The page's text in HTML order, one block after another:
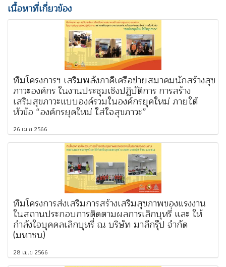
เนื้อหาที่เกี่ยวข้อง
ทีมโครงการฯ เสริมพลังภาคีเครือข่ายสมาคมนักสร้างสุข
ภาวะองค์กร ในงานประชุมเชิงปฏิบัติการ การสร้าง
เสริมสุขภาวะแบบองค์รวมในองค์กรยุคใหม่ ภายใต้
หัวข้อ “องค์กรยุคใหม่ ใส่ใจสุขภาวะ”
26 เม.ย 2566
ทีมโครงการส่งเสริมการสร้างเสริมสุขภาพของแรงงาน
ในสถานประกอบการติดตามผลการเลิกบุหรี่ และ ให้
กำลังใจบุคคลเลิกบุหรี่ ณ บริษัท มาลีกรุ๊ป จำกัด
(มหาชน)
28 เม.ย 2566